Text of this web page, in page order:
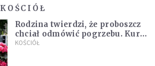
KOŚCIÓŁ
Rodzina twierdzi, że proboszcz
chciał odmówić pogrzebu. Kuria
zapowiada wyjaśnienia
KOŚCIÓŁ